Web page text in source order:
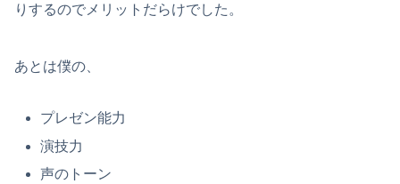
りするのでメリットだらけでした。
あとは僕の、
プレゼン能力
演技力
声のトーン